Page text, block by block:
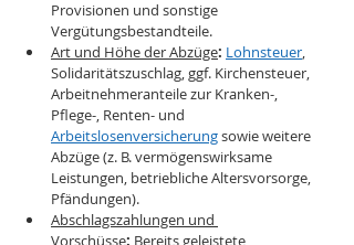
Provisionen und sonstige
Vergütungsbestandteile.
Art und Höhe der Abzüge: Lohnsteuer,
Solidaritätszuschlag, ggf. Kirchensteuer,
Arbeitnehmeranteile zur Kranken-,
Pflege-, Renten- und
Arbeitslosenversicherung sowie weitere
Abzüge (z. B. vermögenswirksame
Leistungen, betriebliche Altersvorsorge,
Pfändungen).
Abschlagszahlungen und
Vorschüsse: Bereits geleistete